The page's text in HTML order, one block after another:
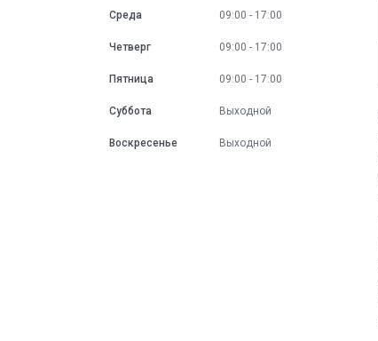
Среда 09:00 17:00
Четверг 09:00 17:00
Пятница 09:00 17:00
Суббота Выходной
Воскресенье Выходной